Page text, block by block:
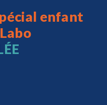
enfant